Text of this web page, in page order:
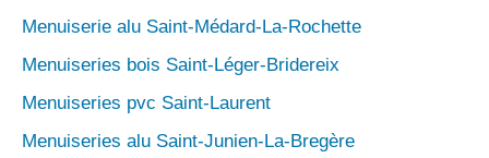
Menuiserie alu Saint-Médard-La-Rochette
Menuiseries bois Saint-Léger-Bridereix
Menuiseries pvc Saint-Laurent
Menuiseries alu Saint-Junien-La-Bregère